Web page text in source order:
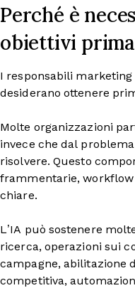
Perché è
obiettivi
I responsabili
desiderano ottenere
Molte organizzazioni
invece che dal
risolvere. Questo
frammentarie, workflow
chiare.
L’IA può sostenere
ricerca, operazioni sui
campagne, abilitazione
competitiva,